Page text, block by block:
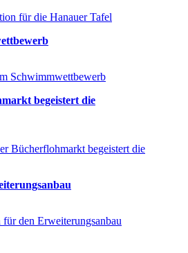
für die Hanauer Tafel
Schwimmwettbewerb
begeistert die
Bücherflohmarkt begeistert die
für den Erweiterungsanbau